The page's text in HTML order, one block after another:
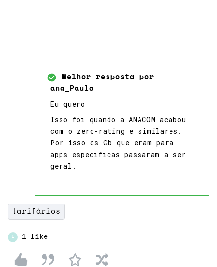
Melhor resposta por
ana_Paula
Eu quero
Isso foi quando a ANACOM acabou
com o zero-rating e similares.
Por isso os Gb que eram para
apps especificas passaram a ser
geral.
tarifários
L 1 like